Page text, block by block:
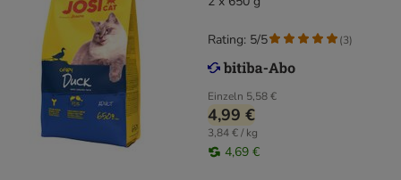
Einzeln 5,58 €
4,99 €
3,84 € / kg
4,69 €
Rating: 5/5 (3)